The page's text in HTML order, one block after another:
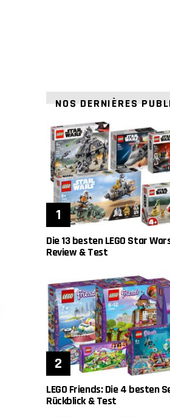
NOS DERNIÈRES
Die 13 besten LEGO Star
Review & Test
LEGO Friends: Die 4 besten
Rückblick & Test